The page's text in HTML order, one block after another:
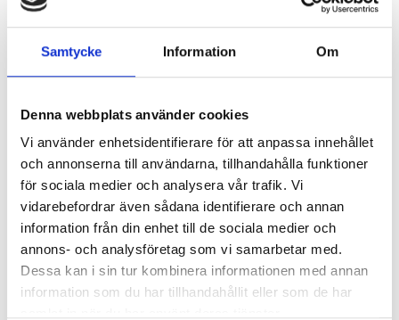
Samtycke Information Om
Denna webbplats använder cookies
Vi använder enhetsidentifierare för att anpassa innehållet
och annonserna till användarna, tillhandahålla funktioner
för sociala medier och analysera vår trafik. Vi
vidarebefordrar även sådana identifierare och annan
information från din enhet till de sociala medier och
annons- och analysföretag som vi samarbetar med.
Dessa kan i sin tur kombinera informationen med annan
information som du har tillhandahållit eller som de har
Fraktionering